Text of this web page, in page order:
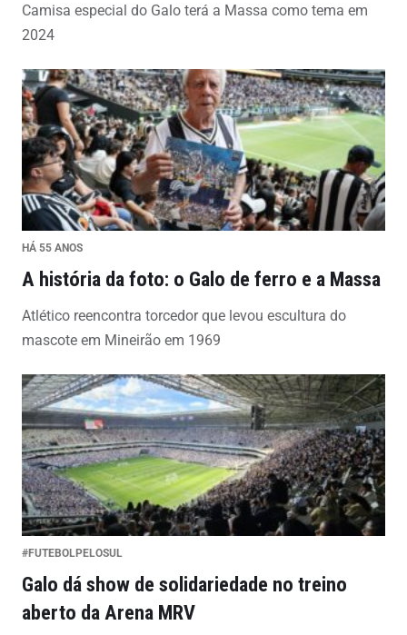
Camisa especial do Galo terá a Massa como tema em
2024
HÁ 55 ANOS
A história da foto: o Galo de ferro e a Massa
Atlético reencontra torcedor que levou escultura do
mascote em Mineirão em 1969
#FUTEBOLPELOSUL
Galo dá show de solidariedade no treino
aberto da Arena MRV